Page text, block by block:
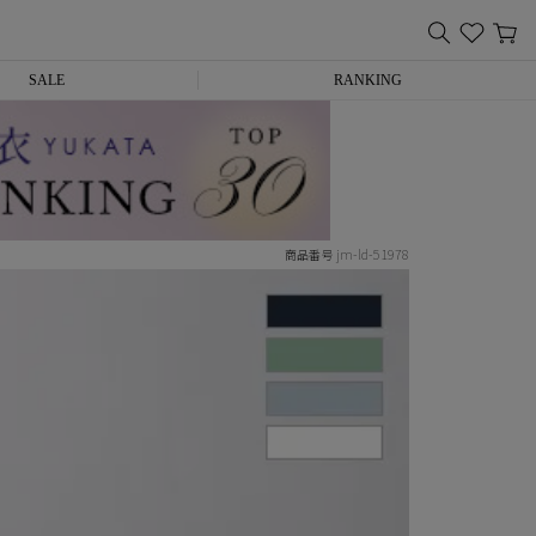
SALE RANKING
商品番号 jm-ld-51978